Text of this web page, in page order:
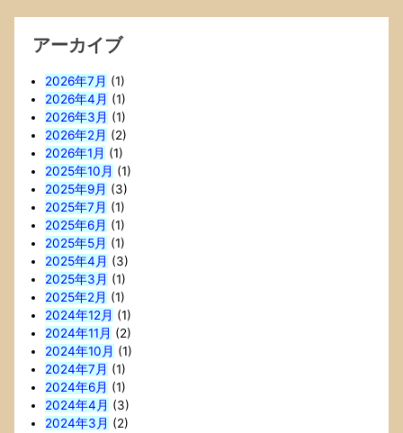
アーカイブ
2026年7月 (1)
2026年4月 (1)
2026年3月 (1)
2026年2月 (2)
2026年1月 (1)
2025年10月 (1)
2025年9月 (3)
2025年7月 (1)
2025年6月 (1)
2025年5月 (1)
2025年4月 (3)
2025年3月 (1)
2025年2月 (1)
2024年12月 (1)
2024年11月 (2)
2024年10月 (1)
2024年7月 (1)
2024年6月 (1)
2024年4月 (3)
2024年3月 (2)